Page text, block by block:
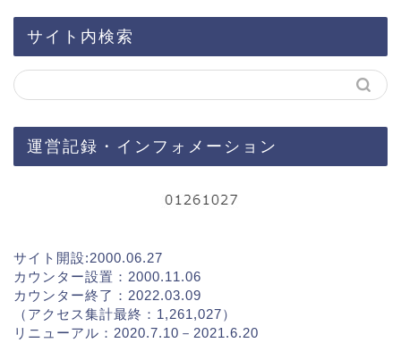
サイト内検索
運営記録・インフォメーション
サイト開設:2000.06.27
カウンター設置：2000.11.06
カウンター終了：2022.03.09
（アクセス集計最終：1,261,027）
リニューアル：2020.7.10－2021.6.20